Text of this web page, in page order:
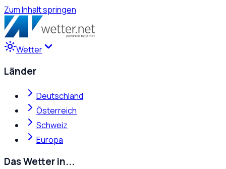
Zum Inhalt springen
Wetter
Länder
Deutschland
Österreich
Schweiz
Europa
Das Wetter in...